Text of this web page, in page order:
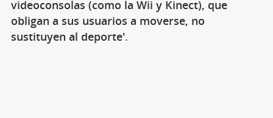
videoconsolas (como la Wii y Kinect), que
obligan a sus usuarios a moverse, no
sustituyen al deporte'.